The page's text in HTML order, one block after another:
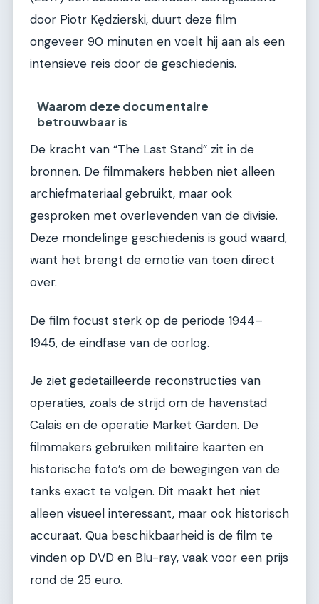
door Piotr Kędzierski, duurt deze film
ongeveer 90 minuten en voelt hij aan als een
intensieve reis door de geschiedenis.
Waarom deze documentaire
betrouwbaar is
De kracht van “The Last Stand” zit in de
bronnen. De filmmakers hebben niet alleen
archiefmateriaal gebruikt, maar ook
gesproken met overlevenden van de divisie.
Deze mondelinge geschiedenis is goud waard,
want het brengt de emotie van toen direct
over.
De film focust sterk op de periode 1944–
1945, de eindfase van de oorlog.
Je ziet gedetailleerde reconstructies van
operaties, zoals de strijd om de havenstad
Calais en de operatie Market Garden. De
filmmakers gebruiken militaire kaarten en
historische foto’s om de bewegingen van de
tanks exact te volgen. Dit maakt het niet
alleen visueel interessant, maar ook historisch
accuraat. Qua beschikbaarheid is de film te
vinden op DVD en Blu-ray, vaak voor een prijs
rond de 25 euro.